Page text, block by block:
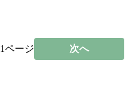
1ページ 次へ